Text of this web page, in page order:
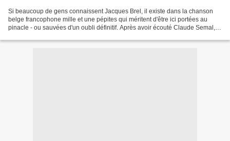
Si beaucoup de gens connaissent Jacques Brel, il existe dans la chanson
belge francophone mille et une pépites qui méritent d'être ici portées au
pinacle - ou sauvées d'un oubli définitif. Après avoir écouté Claude Semal, je